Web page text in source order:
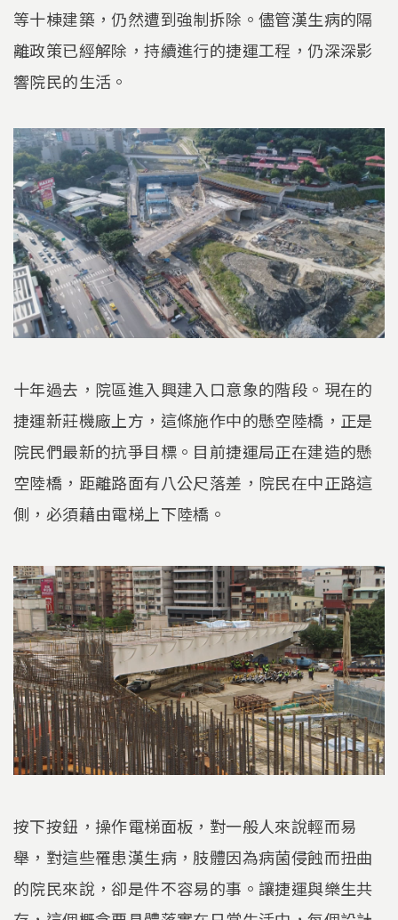
等十棟建築，仍然遭到強制拆除。儘管漢生病的隔
離政策已經解除，持續進行的捷運工程，仍深深影
響院民的生活。
十年過去，院區進入興建入口意象的階段。現在的
捷運新莊機廠上方，這條施作中的懸空陸橋，正是
院民們最新的抗爭目標。目前捷運局正在建造的懸
空陸橋，距離路面有八公尺落差，院民在中正路這
側，必須藉由電梯上下陸橋。
按下按鈕，操作電梯面板，對一般人來說輕而易
舉，對這些罹患漢生病，肢體因為病菌侵蝕而扭曲
的院民來說，卻是件不容易的事。讓捷運與樂生共